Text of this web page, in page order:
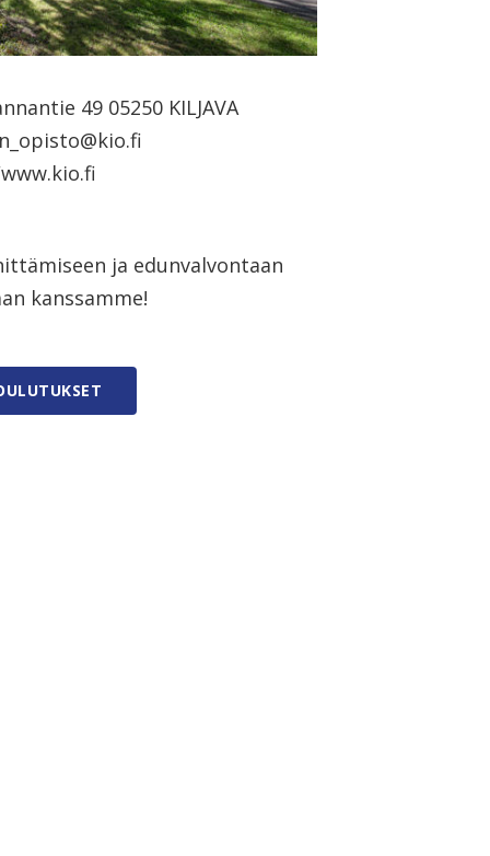
49 05250 KILJAVA
ja edunvalvontaan
kanssamme!